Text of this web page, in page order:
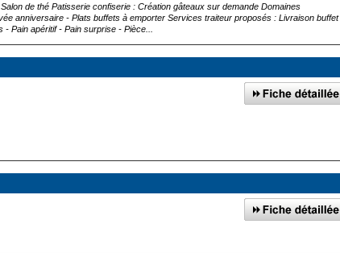
de thé Patisserie confiserie : Création gâteaux sur demande Domaines
anniversaire - Plats buffets à emporter Services traiteur proposés : Livraison buffet
Pain apéritif - Pain surprise - Pièce...